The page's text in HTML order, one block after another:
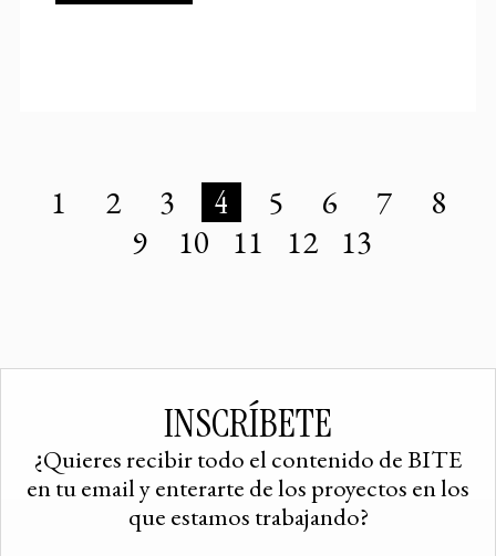
1 2 3 4 5 6 7
8
9
10 11 12 13
INSCRÍBETE
¿Quieres recibir todo el contenido de BITE
en tu email y enterarte de los proyectos en los
que estamos trabajando?